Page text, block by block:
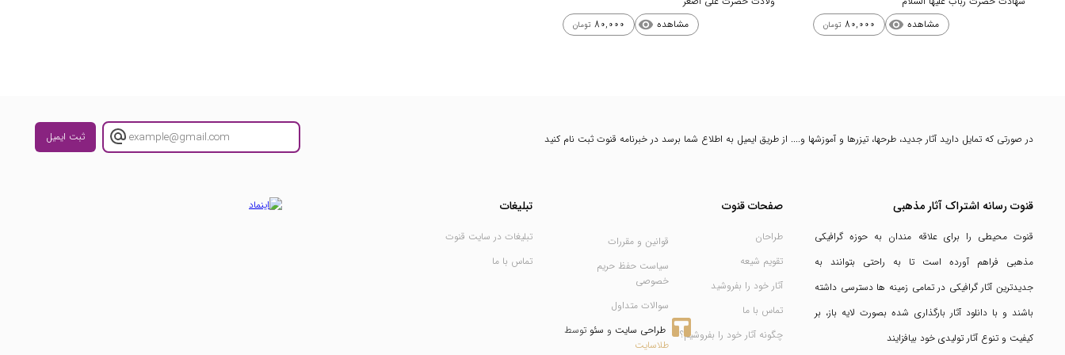
مشاهده visibility
80,000 تومان
مشاهده visibility
80,000 تومان
در صورتی که تمایل دارید آثار جدید، طرحها، تیزرها و آموزشها و.... از طریق ایمیل به اطلاع شما برسد در خبرنامه قنوت ثبت نام کنید ثبت ایمیل
قنوت رسانه اشتراک آثار مذهبی
قنوت محیطی را برای علاقه مندان به حوزه گرافیکی
مذهبی فراهم آورده است تا به راحتی بتوانند به
جدیدترین آثار گرافیکی در تمامی زمینه ها دسترسی داشته
باشند و با دانلود آثار بارگذاری شده بصورت لایه باز، بر
کیفیت و تنوع آثار تولیدی خود بیافزایند
صفحات قنوت
طراحان
تقویم شیعه
آثار خود را بفروشید
تماس با ما
چگونه آثار خود را بفروشیم؟
قوانین و مقررات
سیاست حفظ حریم
خصوصی
سوالات متداول
طراحی سایت و سئو توسط
طلاسایت
تبلیغات
تبلیغات در سایت قنوت
تماس با ما